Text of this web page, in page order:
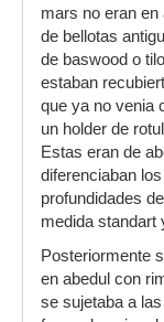
mars no eran en
de bellotas
de baswood o
estaban
que ya no venia
un holder de
Estas eran de
diferenciaban
profundidades
medida standart
Posteriormente
en abedul con
se sujetaba a